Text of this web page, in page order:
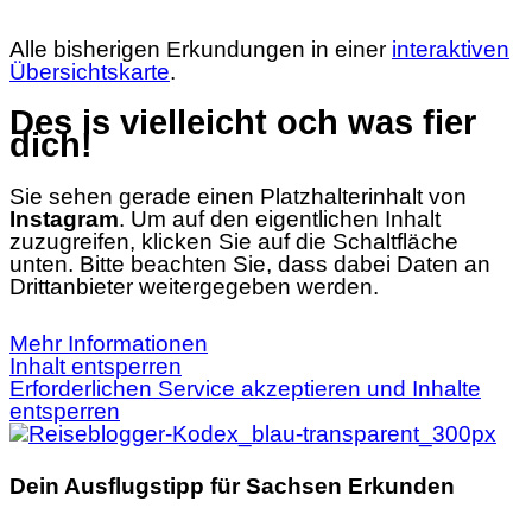
Alle bisherigen Erkundungen in einer interaktiven
Übersichtskarte.
Des is vielleicht och was fier
dich!
Sie sehen gerade einen Platzhalterinhalt von
Instagram. Um auf den eigentlichen Inhalt
zuzugreifen, klicken Sie auf die Schaltfläche
unten. Bitte beachten Sie, dass dabei Daten an
Drittanbieter weitergegeben werden.
Mehr Informationen
Inhalt entsperren
Erforderlichen Service akzeptieren und Inhalte
entsperren
Dein Ausflugstipp für Sachsen Erkunden